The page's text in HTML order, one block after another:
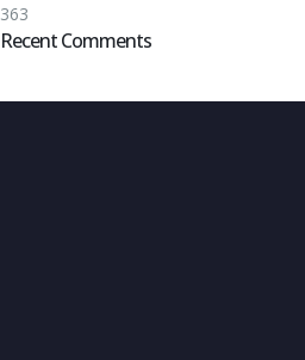
363
Recent Comments